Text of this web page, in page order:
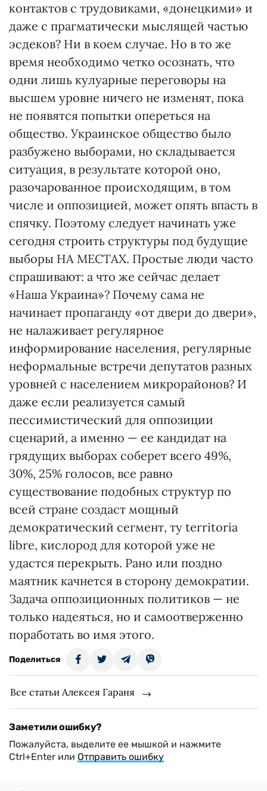
контактов с трудовиками, «донецкими» и
даже с прагматически мыслящей частью
эсдеков? Ни в коем случае. Но в то же
время необходимо четко осознать, что
одни лишь кулуарные переговоры на
высшем уровне ничего не изменят, пока
не появятся попытки опереться на
общество. Украинское общество было
разбужено выборами, но складывается
ситуация, в результате которой оно,
разочарованное происходящим, в том
числе и оппозицией, может опять впасть в
спячку. Поэтому следует начинать уже
сегодня строить структуры под будущие
выборы НА МЕСТАХ. Простые люди часто
спрашивают: а что же сейчас делает
«Наша Украина»? Почему сама не
начинает пропаганду «от двери до двери»,
не налаживает регулярное
информирование населения, регулярные
неформальные встречи депутатов разных
уровней с населением микрорайонов? И
даже если реализуется самый
пессимистический для оппозиции
сценарий, а именно — ее кандидат на
грядущих выборах соберет всего 49%,
30%, 25% голосов, все равно
существование подобных структур по
всей стране создаст мощный
демократический сегмент, ту territoria
libre, кислород для которой уже не
удастся перекрыть. Рано или поздно
маятник качнется в сторону демократии.
Задача оппозиционных политиков — не
только надеяться, но и самоотверженно
поработать во имя этого.
Поделиться
Все статьи Алексея Гараня
Заметили ошибку?
Пожалуйста, выделите ее мышкой и нажмите
Ctrl+Enter или Отправить ошибку